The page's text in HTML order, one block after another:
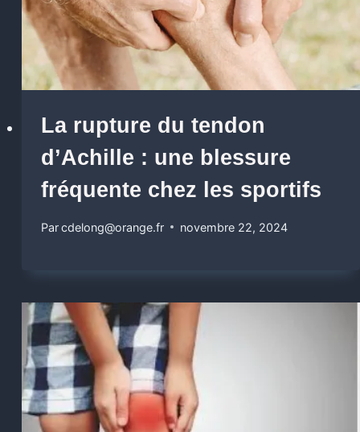
La rupture du tendon
d’Achille : une blessure
fréquente chez les sportifs
Parcdelong@orange.fr novembre 22, 2024